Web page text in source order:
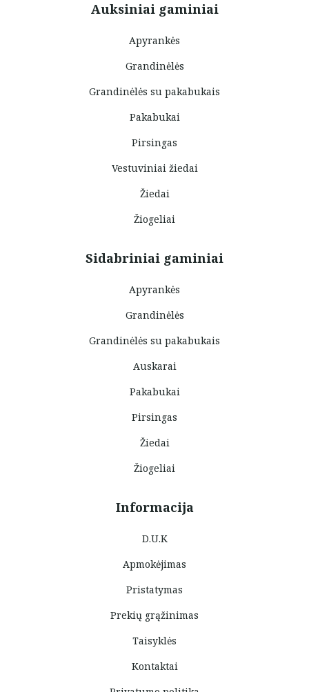
Auksiniai gaminiai
Apyrankės
Grandinėlės
Grandinėlės su pakabukais
Pakabukai
Pirsingas
Vestuviniai žiedai
Žiedai
Žiogeliai
Sidabriniai gaminiai
Apyrankės
Grandinėlės
Grandinėlės su pakabukais
Auskarai
Pakabukai
Pirsingas
Žiedai
Žiogeliai
Informacija
D.U.K
Apmokėjimas
Pristatymas
Prekių grąžinimas
Taisyklės
Kontaktai